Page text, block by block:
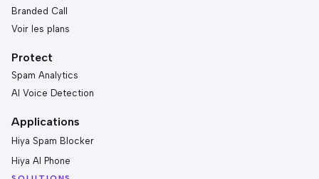
Branded Call
Voir les plans
Protect
Spam Analytics
AI Voice Detection
Applications
Hiya Spam Blocker
Hiya AI Phone